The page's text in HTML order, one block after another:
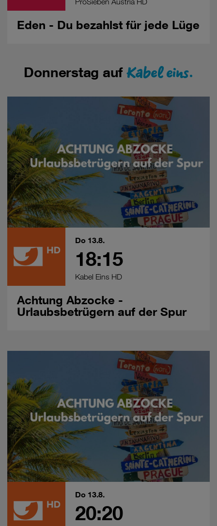
Eden - Du bezahlst für jede Lüge
Donnerstag aufKabel eins.
Do 13.8.
18:15
Kabel Eins HD
Achtung Abzocke -
Urlaubsbetrügern auf der Spur
Do 13.8.
20:20